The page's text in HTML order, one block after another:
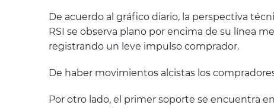
De acuerdo al gráfico diario, la perspectiva
RSI se observa plano por encima de su línea
registrando un leve impulso comprador.
De haber movimientos alcistas los
Por otro lado, el primer soporte se encuentra